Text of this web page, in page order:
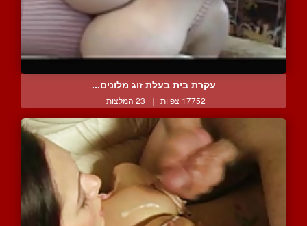
עקרת בית בעלת זוג מלונים...
17752 צפיות | 23 המלצות